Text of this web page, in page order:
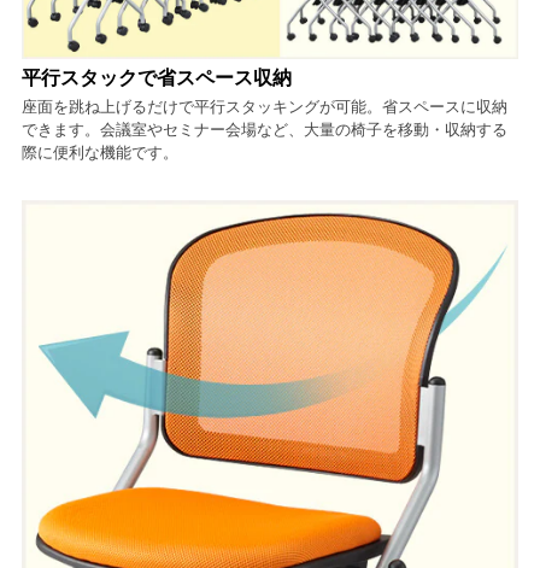
平行スタックで省スペース収納
座面を跳ね上げるだけで平行スタッキングが可能。省スペースに収納
できます。会議室やセミナー会場など、大量の椅子を移動・収納する
際に便利な機能です。